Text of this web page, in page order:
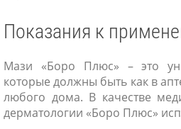
Показания к
Мази «Боро Плюс» – это
которые должны быть как в
любого дома. В качестве
дерматологии «Боро Плюс»